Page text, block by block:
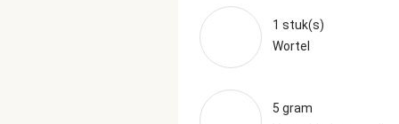
1 stuk(s)
Wortel
5 gram